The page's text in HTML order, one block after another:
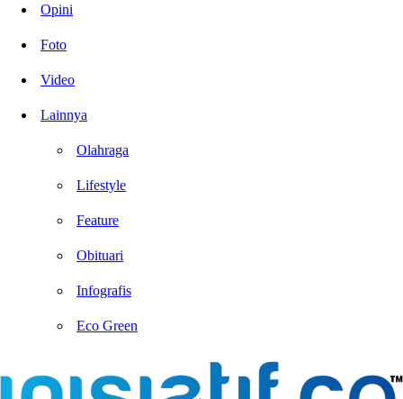
Opini
Foto
Video
Lainnya
Olahraga
Lifestyle
Feature
Obituari
Infografis
Eco Green